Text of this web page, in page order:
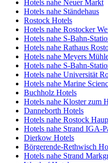
Hotels nahe Neuer Markt
Hotels nahe Ständehaus
Rostock Hotels
Hotels nahe Rostocker
Hotels nahe S-Bahn-
Hotels nahe Rathaus
Hotels nahe Meyers
Hotels nahe S-Bahn-
Hotels nahe Universität
Hotels nahe Marine
Buchholz Hotels
Hotels nahe Kloster zum
Danneborth Hotels
Hotels nahe Rostock
Hotels nahe Strand IGA-
Dierkow Hotels
Börgerende-Rethwisch
Hotels nahe Strand